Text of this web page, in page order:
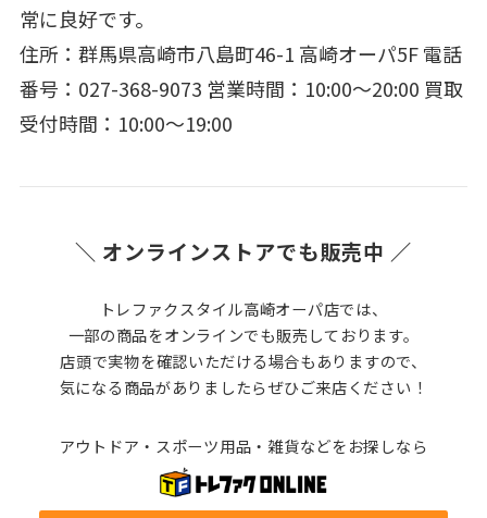
常に良好です。
住所：群馬県高崎市八島町46-1 高崎オーパ5F 電話
番号：027-368-9073 営業時間：10:00～20:00 買取
受付時間：10:00～19:00
＼ オンラインストアでも販売中 ／
トレファクスタイル高崎オーパ店では、
一部の商品をオンラインでも販売しております。
店頭で実物を確認いただける場合もありますので、
気になる商品がありましたらぜひご来店ください！
アウトドア・スポーツ用品・雑貨などをお探しなら